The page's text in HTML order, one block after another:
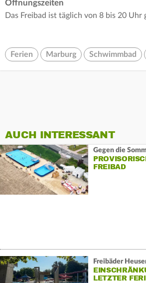
Öffnungszeiten
Das Freibad ist täglich von 8 bis 20 Uhr
Ferien Marburg Schwimmbad
AUCH INTERESSANT
Gegen die
FREIBAD
Freibäder
LETZTER